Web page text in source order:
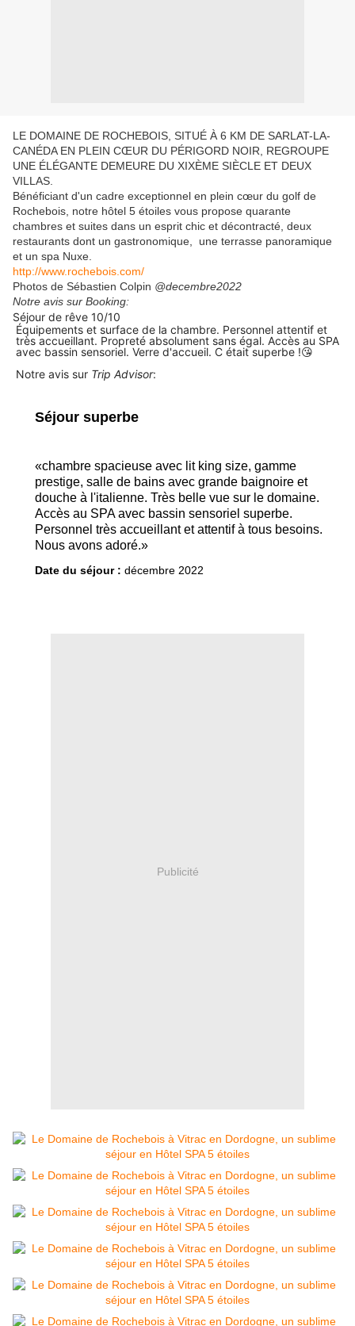
LE DOMAINE DE ROCHEBOIS, SITUÉ À 6 KM DE SARLAT-LA-
CANÉDA EN PLEIN CŒUR DU PÉRIGORD NOIR, REGROUPE
UNE ÉLÉGANTE DEMEURE DU XIXÈME SIÈCLE ET DEUX
VILLAS.
Bénéficiant d'un cadre exceptionnel en plein cœur du golf de
Rochebois, notre hôtel 5 étoiles vous propose quarante
chambres et suites dans un esprit chic et décontracté, deux
restaurants dont un gastronomique, une terrasse panoramique
et un spa Nuxe.
http://www.rochebois.com/
Photos de Sébastien Colpin @decembre2022
Notre avis sur Booking:
Séjour de rêve 10/10
Équipements et surface de la chambre. Personnel attentif et
très accueillant. Propreté absolument sans égal. Accès au SPA
avec bassin sensoriel. Verre d'accueil. C était superbe !😘
Notre avis sur Trip Advisor:
Séjour superbe
chambre spacieuse avec lit king size, gamme
prestige, salle de bains avec grande baignoire et
douche à l'italienne. Très belle vue sur le domaine.
Accès au SPA avec bassin sensoriel superbe.
Personnel très accueillant et attentif à tous besoins.
Nous avons adoré.
Date du séjour : décembre 2022
Publicité